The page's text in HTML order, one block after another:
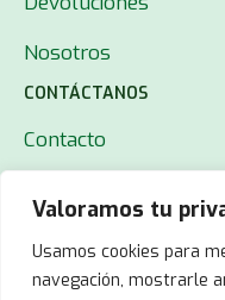
Valoramos tu
Usamos cookies para
navegación, mostrarle
Nosotros
CONTÁCTANOS
Contacto